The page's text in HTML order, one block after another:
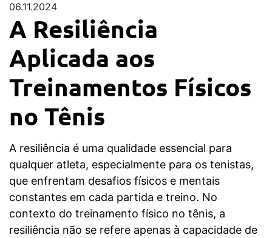
06.11.2024
A Resiliência
Aplicada aos
Treinamentos Físicos
no Tênis
A resiliência é uma qualidade essencial para
qualquer atleta, especialmente para os tenistas,
que enfrentam desafios físicos e mentais
constantes em cada partida e treino. No
contexto do treinamento físico no tênis, a
resiliência não se refere apenas à capacidade de